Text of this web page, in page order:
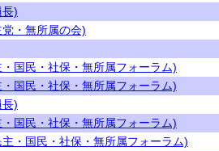
)
・無所属の会)
国民・社保・無所属フォーラム)
国民・社保・無所属フォーラム)
)
国民・社保・無所属フォーラム)
・国民・社保・無所属フォーラム)